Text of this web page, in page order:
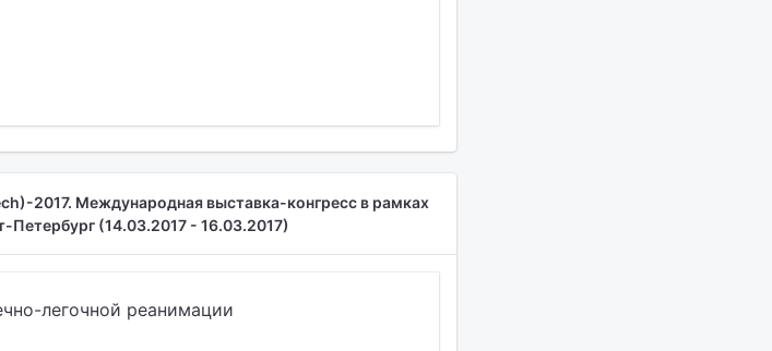
2017. Международная выставка-конгресс в рамках
Петербург (14.03.2017 - 16.03.2017)
легочной реанимации